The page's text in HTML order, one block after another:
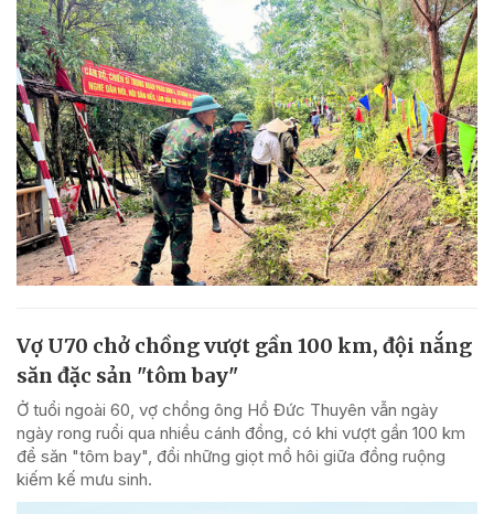
Vợ U70 chở chồng vượt gần 100 km, đội nắng
săn đặc sản "tôm bay"
Ở tuổi ngoài 60, vợ chồng ông Hồ Đức Thuyên vẫn ngày
ngày rong ruổi qua nhiều cánh đồng, có khi vượt gần 100 km
để săn "tôm bay", đổi những giọt mồ hôi giữa đồng ruộng
kiếm kế mưu sinh.